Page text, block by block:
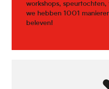
workshops,
we hebben 1001
beleven!